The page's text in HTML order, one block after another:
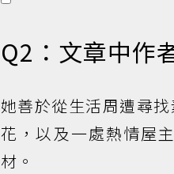
Q2：文章中作
她善於從生活周遭尋
花，以及一處熱情屋
材。